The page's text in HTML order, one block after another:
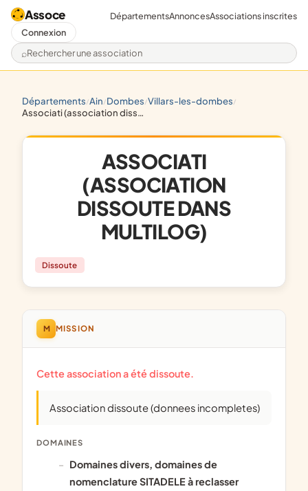
Assoce
Rechercher une association
DépartementsAnnoncesAssociations inscrites
Connexion
départements/ ain/ dombes/ villars-les-dombes/
associati (association dissoute dans multilog)
ASSOCIATI
(ASSOCIATION
DISSOUTE DANS
MULTILOG)
Dissoute
M MISSION
Cette association a été dissoute.
Association dissoute (donnees incompletes)
DOMAINES
domaines divers, domaines de
nomenclature SITADELE à reclasser